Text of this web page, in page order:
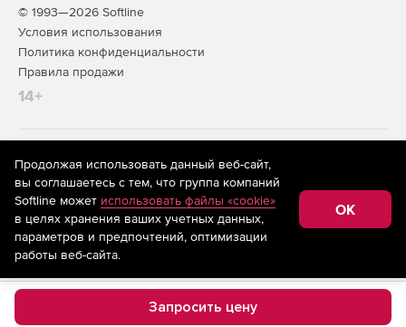
Запросить цену
© 1993—2026 Softline
Условия использования
Политика конфиденциальности
Правила продажи
14+
На информационном ресурсе store.softline.ru применяются
рекомендательные технологии
(информационные технологии
предоставления информации на основе сбора,
систематизации и анализа сведений, относящихся к
предпочтениям пользователей сети «Интернет»,
находящихся на территории Российской Федерации)
Продолжая использовать данный веб-сайт,
вы соглашаетесь с тем, что группа компаний
Softline может использовать файлы «cookie»
в целях хранения ваших учетных данных,
параметров и предпочтений, оптимизации
работы веб-сайта.
OK